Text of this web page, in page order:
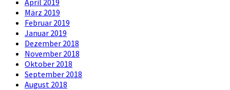
März 2019
Februar 2019
Januar 2019
Dezember 2018
November 2018
Oktober 2018
September 2018
August 2018